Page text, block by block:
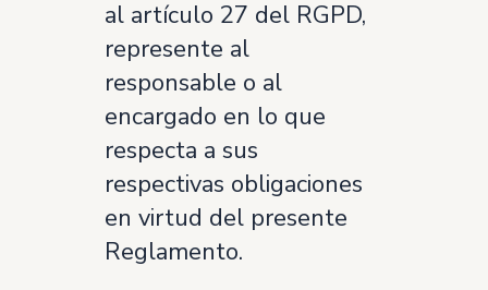
al artículo 27 del RGPD,
represente al
responsable o al
encargado en lo que
respecta a sus
respectivas obligaciones
en virtud del presente
Reglamento.